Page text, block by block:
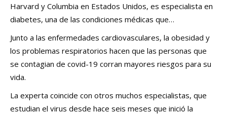
Harvard y Columbia en Estados Unidos, es especialista en
diabetes, una de las condiciones médicas que…
Junto a las enfermedades cardiovasculares, la obesidad y
los problemas respiratorios hacen que las personas que
se contagian de covid-19 corran mayores riesgos para su
vida.
La experta coincide con otros muchos especialistas, que
estudian el virus desde hace seis meses que inició la